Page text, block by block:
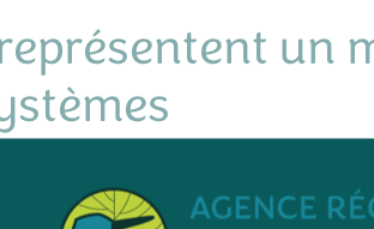
un
qui assurent le transport du pollen